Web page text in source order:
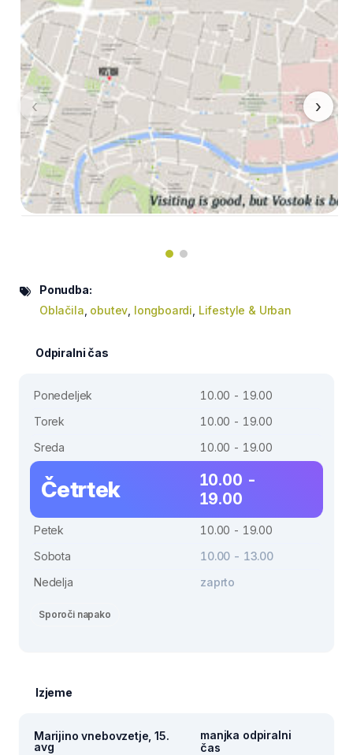
‹ ›
Ponudba:
Oblačila obutev longboardi Lifestyle & Urban
Odpiralni čas
Ponedeljek
10.00 - 19.00
Torek
10.00 - 19.00
Sreda
10.00 - 19.00
Četrtek
10.00 -
19.00
Petek
10.00 - 19.00
Sobota
10.00 - 13.00
Nedelja
zaprto
Sporoči napako
Izjeme
Marijino vnebovzetje, 15.
avg
manjka odpiralni
čas